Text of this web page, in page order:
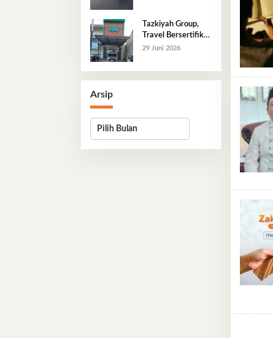
Kebersamaan
Tazkiyah Group,
Travel Bersertifikat
ISO Hadir di
29 Juni 2026
Arsip
Arsip